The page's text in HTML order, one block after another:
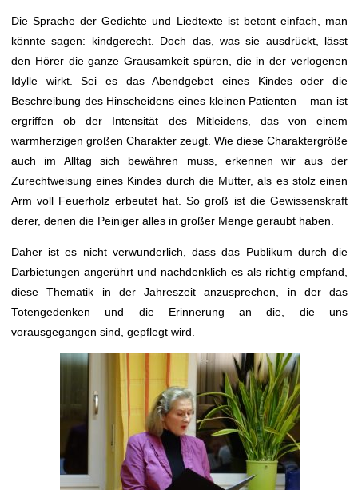
Die Sprache der Gedichte und Liedtexte ist betont einfach, man
könnte sagen: kindgerecht. Doch das, was sie ausdrückt, lässt
den Hörer die ganze Grausamkeit spüren, die in der verlogenen
Idylle wirkt. Sei es das Abendgebet eines Kindes oder die
Beschreibung des Hinscheidens eines kleinen Patienten – man ist
ergriffen ob der Intensität des Mitleidens, das von einem
warmherzigen großen Charakter zeugt. Wie diese Charaktergröße
auch im Alltag sich bewähren muss, erkennen wir aus der
Zurechtweisung eines Kindes durch die Mutter, als es stolz einen
Arm voll Feuerholz erbeutet hat. So groß ist die Gewissenskraft
derer, denen die Peiniger alles in großer Menge geraubt haben.
Daher ist es nicht verwunderlich, dass das Publikum durch die
Darbietungen angerührt und nachdenklich es als richtig empfand,
diese Thematik in der Jahreszeit anzusprechen, in der das
Totengedenken und die Erinnerung an die, die uns
vorausgegangen sind, gepflegt wird.